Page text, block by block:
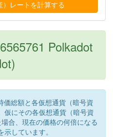
Polkadot
価総額と各仮想通貨（暗号資
仮にその各仮想通貨（暗号資
合、現在の価格の何倍になる
しています。